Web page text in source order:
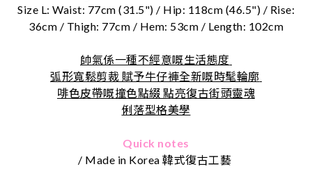
Size L: Waist: 77cm (31.5") / Hip: 118cm (46.5") / Rise:
36cm / Thigh: 77cm / Hem: 53cm / Length: 102cm
帥氣係一種不經意嘅生活態度
弧形寬鬆剪裁 賦予牛仔褲全新嘅時髦輪廓
啡色皮帶嘅撞色點綴 點亮復古街頭靈魂
俐落型格美學
Quick notes
/ Made in Korea 韓式復古工藝